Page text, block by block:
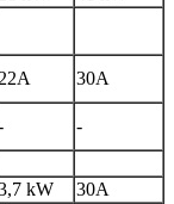
22A
30A
-
kW
30A